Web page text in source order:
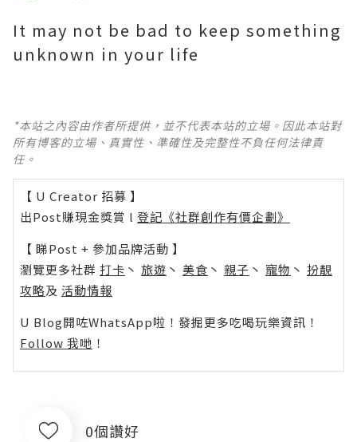
It may not be bad to keep something
unknown in your life
*本站之內容由作者所提供，並不代表本站的立場。因此本站對
所有博客的立場、真實性、準確性及完整性不負任何法律責
任。
【 U Creator 招募 】
出Post賺現金獎賞 l 登記《社群創作有價企劃》
【 睇Post + 參加品牌活動 】
瀏覽更多社群 打卡 丶 旅遊 丶 美食 丶 親子 丶 寵物 丶 扮靚
攻略及 活動情報
U Blog開咗WhatsApp啦！發掘更多吃喝玩樂資訊！
Follow 我哋 ！
0個讚好